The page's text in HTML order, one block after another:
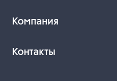
Компания
Контакты